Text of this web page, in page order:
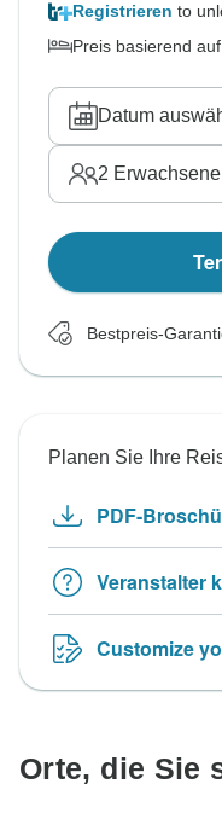
Registrieren to
Preis basierend
Datum
2 Erwachsene
Bestpreis-
Planen Sie Ihre
PDF-
Veranstalter
Customize
Orte, die Sie